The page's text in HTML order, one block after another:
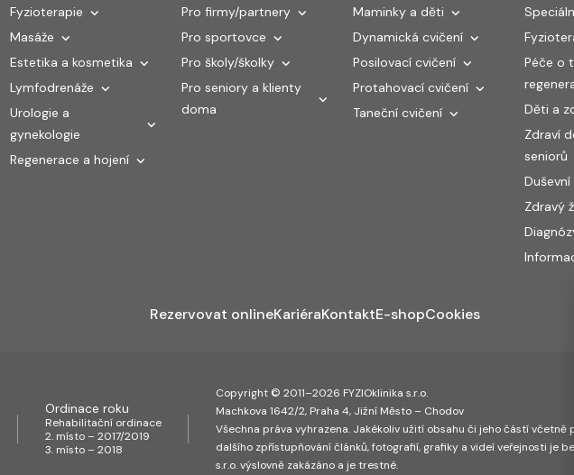
Fyzioterapie
Masáže
Estetika a kosmetika
Lymfodrenáže
Urologie a
gynekologie
Regenerace a hojení
Pro firmy/partnery
Pro sportovce
Pro školy/školky
Pro seniory a klienty
doma
Maminky a děti
Dynamická cvičení
Posilovací cvičení
Protahovací cvičení
Taneční cvičení
Péče o
Děti a
Zdraví
seniorů
Zdravý
Rezervovat onlineKariéraKontaktE-shopCookies
Ordinace roku
Rehabilitační ordinace
2. místo – 2017/2019
3. místo – 2018
Copyright © 2011–2026 FYZIOklinika s.r.o.
Machkova 1642/2, Praha 4, Jižní Město – Chodov
Všechna práva vyhrazena. Jakékoliv užití obsahu či jeho částí včetně
dalšího zpřístupňování článků, fotografií, grafiky a videí veřejnosti je
s.r.o. výslovně zakázáno a je trestné.